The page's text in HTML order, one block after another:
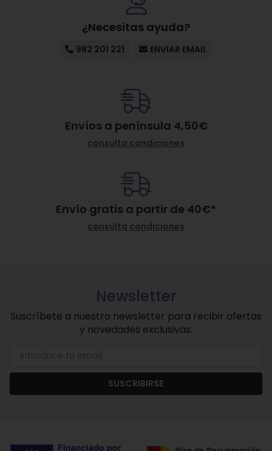
¿Necesitas ayuda?
982 201 221 ENVIAR EMAIL
Envíos a península 4,50€
consulta condiciones
Envío gratis a partir de 40€*
consulta condiciones
Newsletter
Suscríbete a nuestro newsletter para recibir ofertas
y novedades exclusivas.
SUSCRIBIRSE